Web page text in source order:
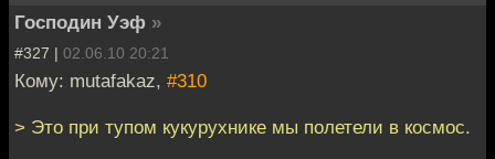
Господин Уэф »
#327 | 02.06.10 20:21
Кому: mutafakaz, #310
> Это при тупом кукурухнике мы полетели в космос.